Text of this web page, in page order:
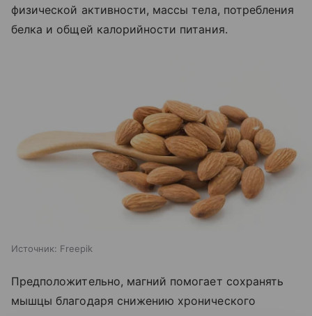
физической активности, массы тела, потребления
белка и общей калорийности питания.
Источник: Freepik
Предположительно, магний помогает сохранять
мышцы благодаря снижению хронического